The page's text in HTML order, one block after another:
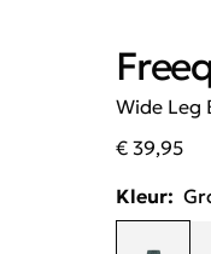
Wide Leg
€ 39,95
Kleur: